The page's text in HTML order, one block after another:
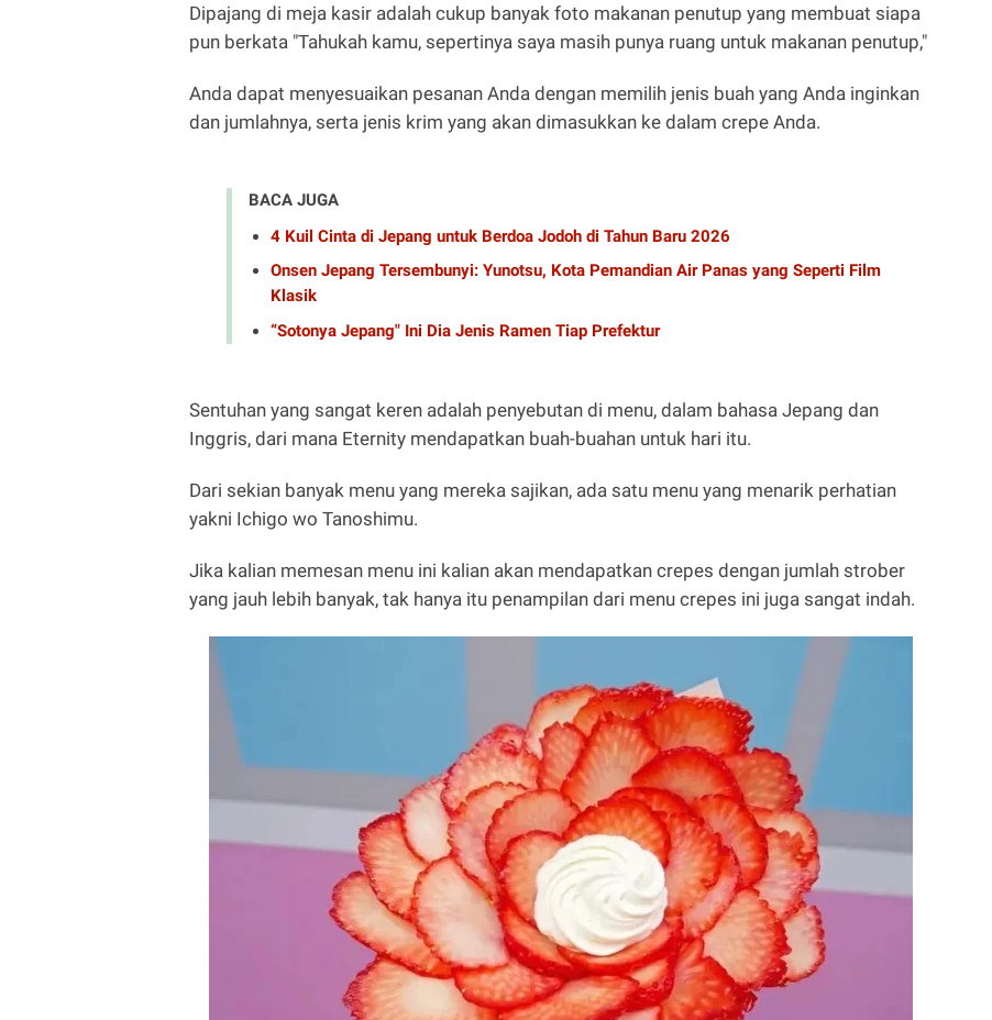
Dipajang di meja kasir adalah cukup banyak foto makanan penutup yang membuat siapa
pun berkata "Tahukah kamu, sepertinya saya masih punya ruang untuk makanan penutup,"
Anda dapat menyesuaikan pesanan Anda dengan memilih jenis buah yang Anda inginkan
dan jumlahnya, serta jenis krim yang akan dimasukkan ke dalam crepe Anda.
BACA JUGA
4 Kuil Cinta di Jepang untuk Berdoa Jodoh di Tahun Baru 2026
Onsen Jepang Tersembunyi: Yunotsu, Kota Pemandian Air Panas yang Seperti Film
Klasik
“Sotonya Jepang" Ini Dia Jenis Ramen Tiap Prefektur
Sentuhan yang sangat keren adalah penyebutan di menu, dalam bahasa Jepang dan
Inggris, dari mana Eternity mendapatkan buah-buahan untuk hari itu.
Dari sekian banyak menu yang mereka sajikan, ada satu menu yang menarik perhatian
yakni Ichigo wo Tanoshimu.
Jika kalian memesan menu ini kalian akan mendapatkan crepes dengan jumlah strober
yang jauh lebih banyak, tak hanya itu penampilan dari menu crepes ini juga sangat indah.